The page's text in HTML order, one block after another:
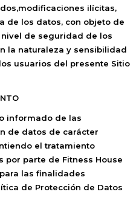
ilícitas,
de los datos, con objeto de
de seguridad de los
la naturaleza y sensibilidad
usuarios del presente Sitio
informado de las
de datos de carácter
el tratamiento
por parte de Fitness House
las finalidades
de Protección de Datos